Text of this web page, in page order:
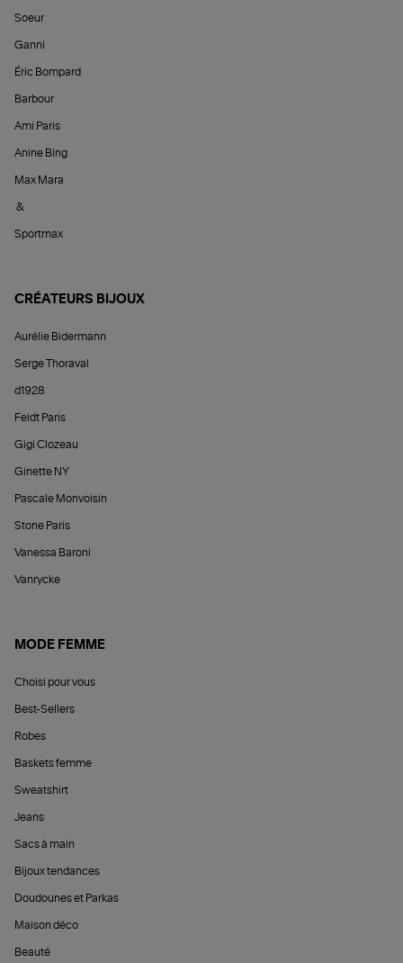
Soeur
Ganni
Éric Bompard
Barbour
Ami Paris
Anine Bing
Max Mara
&
Sportmax
CRÉATEURS BIJOUX
Aurélie Bidermann
Serge Thoraval
d1928
Feidt Paris
Gigi Clozeau
Ginette NY
Pascale Monvoisin
Stone Paris
Vanessa Baroni
Vanrycke
MODE FEMME
Choisi pour vous
Best-Sellers
Robes
Baskets femme
Sweatshirt
Jeans
Sacs à main
Bijoux tendances
Doudounes et Parkas
Maison déco
Beauté